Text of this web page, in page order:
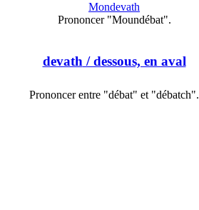
Mondevath
Prononcer "Moundébat".
devath / dessous, en aval
Prononcer entre "débat" et "débatch".